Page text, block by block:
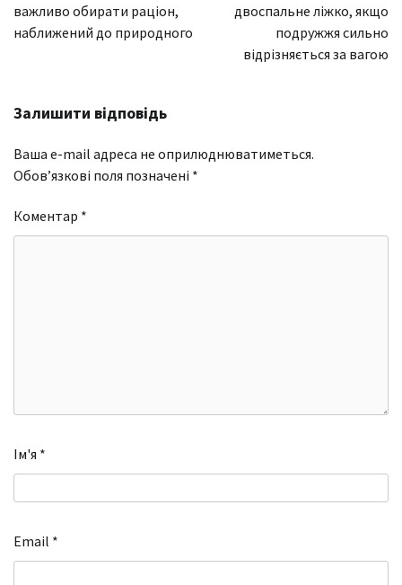
важливо обирати раціон,
наближений до природного
двоспальне ліжко, якщо
подружжя сильно
відрізняється за вагою
Залишити відповідь
Ваша e-mail адреса не оприлюднюватиметься.
Обов’язкові поля позначені *
Коментар *
Ім'я *
Email *